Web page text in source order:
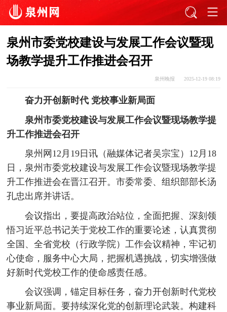
泉州市委党校建设与发展工作会议暨现
场教学提升工作推进会召开
泉州晚报 2025-12-19 08:19
奋力开创新时代 党校事业新局面
泉州市委党校建设与发展工作会议暨现场教学提
升工作推进会召开
泉州网12月19日讯（融媒体记者吴宗宝）12月18
日，泉州市委党校建设与发展工作会议暨现场教学提
升工作推进会在晋江召开。市委常委、组织部部长汤
孔忠出席并讲话。
会议指出，要提高政治站位，全面把握、深刻领
悟习近平总书记关于党校工作的重要论述，认真贯彻
全国、全省党校（行政学院）工作会议精神，牢记初
心使命，服务中心大局，把握机遇挑战，切实增强做
好新时代党校工作的使命感责任感。
会议强调，锚定目标任务，奋力开创新时代党校
事业新局面。要持续深化党的创新理论武装。构建科